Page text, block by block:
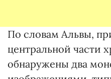
По словам Альвы,
центральной части
обнаружены два